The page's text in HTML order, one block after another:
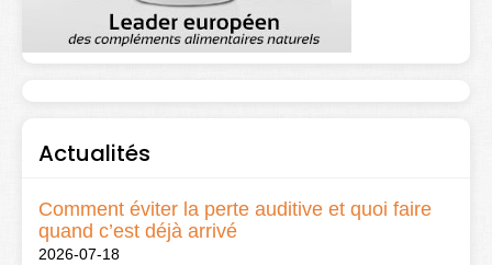
Actualités
Comment éviter la perte auditive et quoi faire
quand c’est déjà arrivé
2026-07-18